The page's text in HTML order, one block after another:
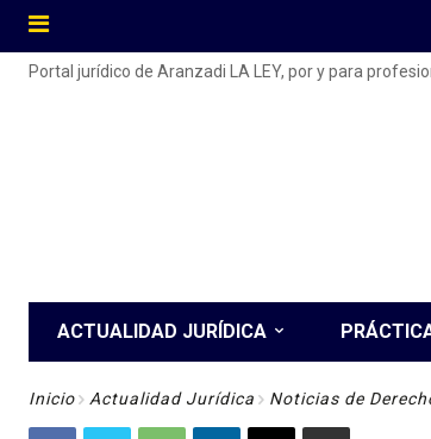
Portal jurídico de Aranzadi LA LEY, por y para
ACTUALIDAD JURÍDICA
Inicio Actualidad Jurídica Noticias de